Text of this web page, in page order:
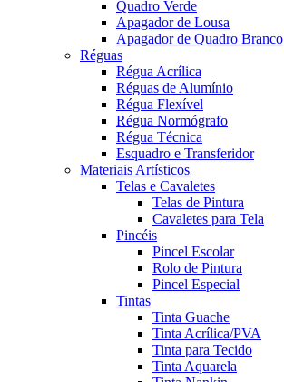
Quadro Verde
Apagador de Lousa
Apagador de Quadro Branco
Réguas
Régua Acrílica
Réguas de Alumínio
Régua Flexível
Régua Normógrafo
Régua Técnica
Esquadro e Transferidor
Materiais Artísticos
Telas e Cavaletes
Telas de Pintura
Cavaletes para Tela
Pincéis
Pincel Escolar
Rolo de Pintura
Pincel Especial
Tintas
Tinta Guache
Tinta Acrílica/PVA
Tinta para Tecido
Tinta Aquarela